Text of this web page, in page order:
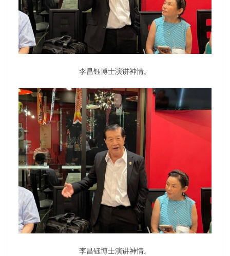
李昌钰博士演讲神情。
李昌钰博士演讲神情。